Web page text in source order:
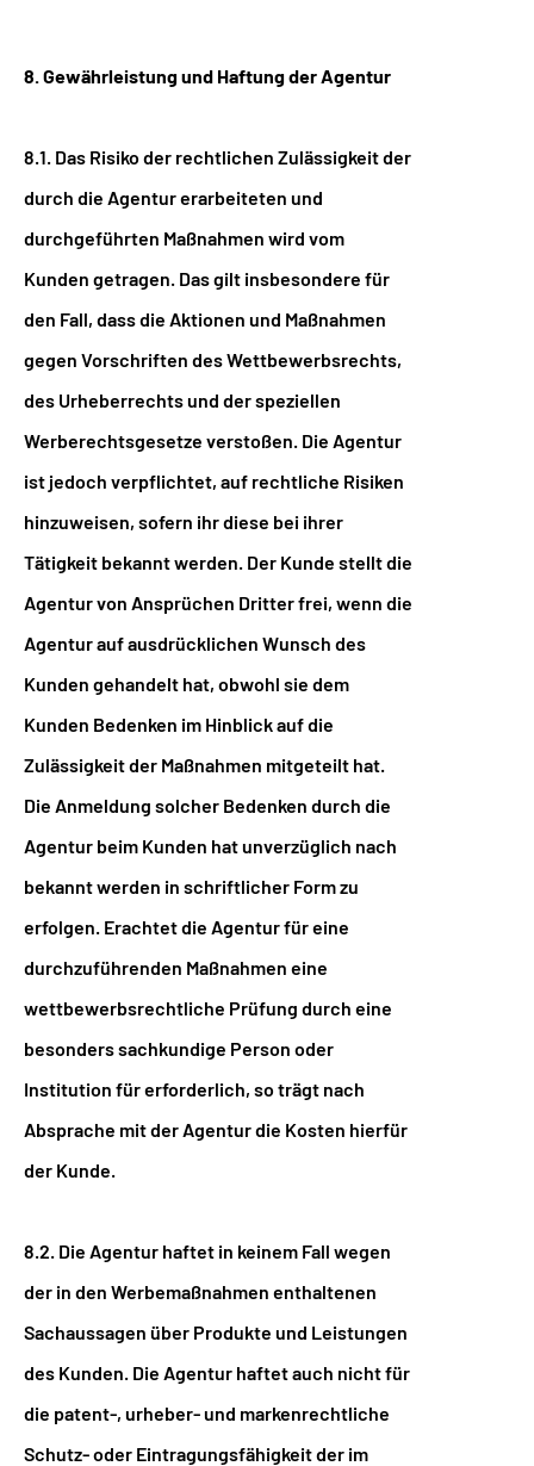
8. Gewährleistung und Haftung der Agentur
8.1. Das Risiko der rechtlichen Zulässigkeit der
durch die Agentur erarbeiteten und
durchgeführten Maßnahmen wird vom
Kunden getragen. Das gilt insbesondere für
den Fall, dass die Aktionen und Maßnahmen
gegen Vorschriften des Wettbewerbsrechts,
des Urheberrechts und der speziellen
Werberechtsgesetze verstoßen. Die Agentur
ist jedoch verpflichtet, auf rechtliche Risiken
hinzuweisen, sofern ihr diese bei ihrer
Tätigkeit bekannt werden. Der Kunde stellt die
Agentur von Ansprüchen Dritter frei, wenn die
Agentur auf ausdrücklichen Wunsch des
Kunden gehandelt hat, obwohl sie dem
Kunden Bedenken im Hinblick auf die
Zulässigkeit der Maßnahmen mitgeteilt hat.
Die Anmeldung solcher Bedenken durch die
Agentur beim Kunden hat unverzüglich nach
bekannt werden in schriftlicher Form zu
erfolgen. Erachtet die Agentur für eine
durchzuführenden Maßnahmen eine
wettbewerbsrechtliche Prüfung durch eine
besonders sachkundige Person oder
Institution für erforderlich, so trägt nach
Absprache mit der Agentur die Kosten hierfür
der Kunde.
8.2. Die Agentur haftet in keinem Fall wegen
der in den Werbemaßnahmen enthaltenen
Sachaussagen über Produkte und Leistungen
des Kunden. Die Agentur haftet auch nicht für
die patent-, urheber- und markenrechtliche
Schutz- oder Eintragungsfähigkeit der im